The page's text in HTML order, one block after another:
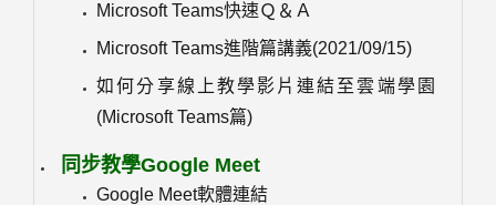
Microsoft Teams快速Ｑ＆Ａ
Microsoft Teams進階篇講義(2021/09/15)
如何分享線上教學影片連結至雲端學園
(Microsoft Teams篇)
同步教學Google Meet
Google Meet軟體連結